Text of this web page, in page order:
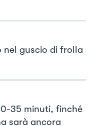
nel guscio di frolla
35 minuti, finché
sarà ancora